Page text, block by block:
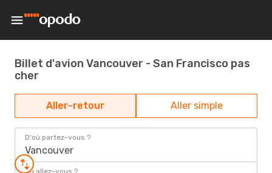
Billet d'avion Vancouver - San Francisco pas
cher
Aller-retour Aller simple
D'où partez-vous ?
Vancouver
Où allez-vous ?